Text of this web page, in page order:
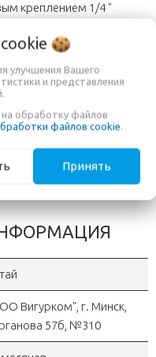
креплением 1/4 "
и наклонять на 90
для телефонов шириной
и прочного захвата
Вигурком", г. Минск,
57б, №310
cookie
улучшения Вашего
и представления
обработку файлов
файлов cookie.
Принять